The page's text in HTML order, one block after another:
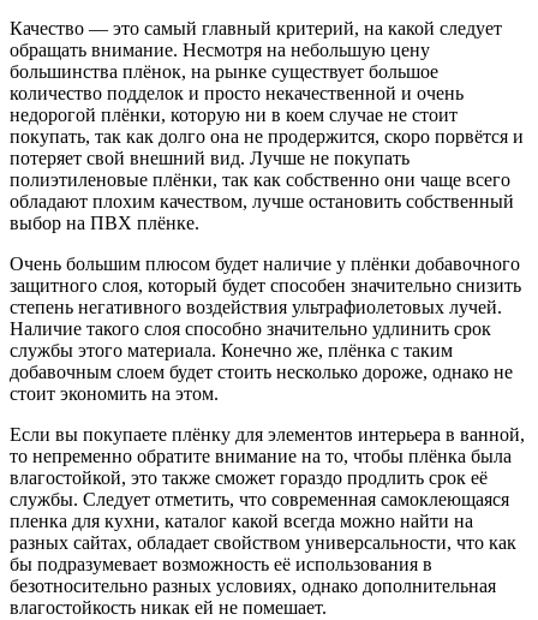
Качество — это самый главный критерий, на какой следует
обращать внимание. Несмотря на небольшую цену
большинства плёнок, на рынке существует большое
количество подделок и просто некачественной и очень
недорогой плёнки, которую ни в коем случае не стоит
покупать, так как долго она не продержится, скоро порвётся и
потеряет свой внешний вид. Лучше не покупать
полиэтиленовые плёнки, так как собственно они чаще всего
обладают плохим качеством, лучше остановить собственный
выбор на ПВХ плёнке.
Очень большим плюсом будет наличие у плёнки добавочного
защитного слоя, который будет способен значительно снизить
степень негативного воздействия ультрафиолетовых лучей.
Наличие такого слоя способно значительно удлинить срок
службы этого материала. Конечно же, плёнка с таким
добавочным слоем будет стоить несколько дороже, однако не
стоит экономить на этом.
Если вы покупаете плёнку для элементов интерьера в ванной,
то непременно обратите внимание на то, чтобы плёнка была
влагостойкой, это также сможет гораздо продлить срок её
службы. Следует отметить, что современная самоклеющаяся
пленка для кухни, каталог какой всегда можно найти на
разных сайтах, обладает свойством универсальности, что как
бы подразумевает возможность её использования в
безотносительно разных условиях, однако дополнительная
влагостойкость никак ей не помешает.